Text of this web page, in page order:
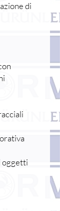
di
oggetti